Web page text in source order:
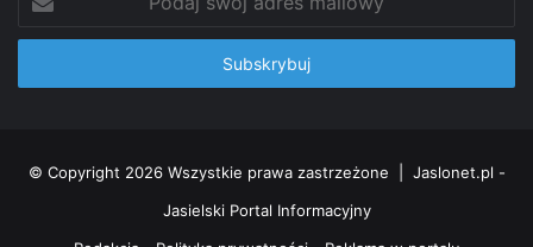
swój
adres
© Copyright 2026 Wszystkie prawa zastrzeżone | Jaslonet.pl -
Jasielski Portal Informacyjny